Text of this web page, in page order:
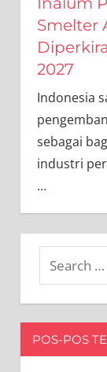
Smelter
2027
Indonesia
sebagai
industri
…
POS-POS